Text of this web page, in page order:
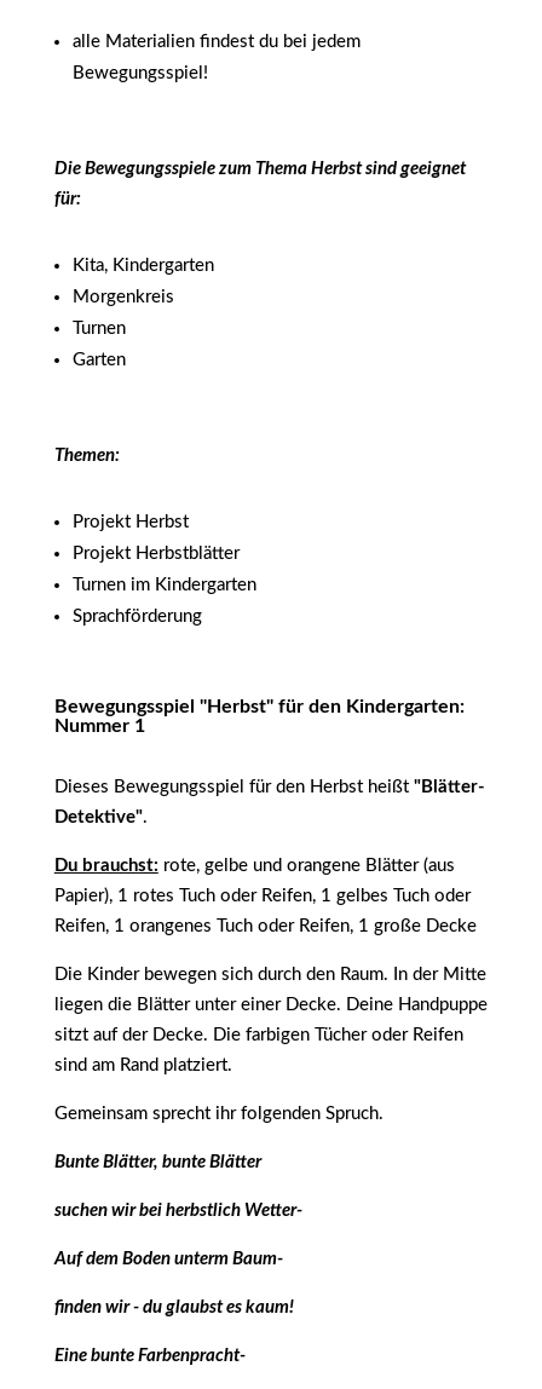
alle Materialien findest du bei jedem
Bewegungsspiel!
Die Bewegungsspiele zum Thema Herbst sind geeignet
für:
Kita, Kindergarten
Morgenkreis
Turnen
Garten
Themen:
Projekt Herbst
Projekt Herbstblätter
Turnen im Kindergarten
Sprachförderung
Bewegungsspiel "Herbst" für den Kindergarten:
Nummer 1
Dieses Bewegungsspiel für den Herbst heißt "Blätter-
Detektive".
Du brauchst: rote, gelbe und orangene Blätter (aus
Papier), 1 rotes Tuch oder Reifen, 1 gelbes Tuch oder
Reifen, 1 orangenes Tuch oder Reifen, 1 große Decke
Die Kinder bewegen sich durch den Raum. In der Mitte
liegen die Blätter unter einer Decke. Deine Handpuppe
sitzt auf der Decke. Die farbigen Tücher oder Reifen
sind am Rand platziert.
Gemeinsam sprecht ihr folgenden Spruch.
Bunte Blätter, bunte Blätter
suchen wir bei herbstlich Wetter-
Auf dem Boden unterm Baum-
finden wir - du glaubst es kaum!
Eine bunte Farbenpracht-